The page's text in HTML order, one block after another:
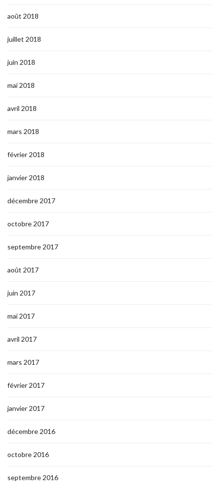
août 2018
juillet 2018
juin 2018
mai 2018
avril 2018
mars 2018
février 2018
janvier 2018
décembre 2017
octobre 2017
septembre 2017
août 2017
juin 2017
mai 2017
avril 2017
mars 2017
février 2017
janvier 2017
décembre 2016
octobre 2016
septembre 2016